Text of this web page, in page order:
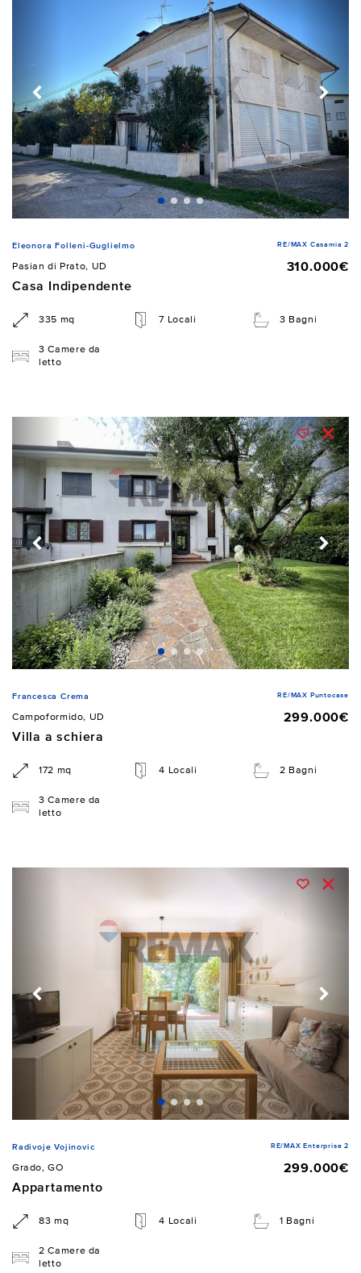
Eleonora Folleni-Guglielmo RE/MAX Casamia 2
Pasian di Prato, UD
310.000€
Casa Indipendente
335 mq 7 Locali 3 Bagni
3 Camere da
letto
Francesca Crema RE/MAX Puntocase
Campoformido, UD
299.000€
Villa a schiera
172 mq 4 Locali 2 Bagni
3 Camere da
letto
Radivoje Vojinovic RE/MAX Enterprise 2
Grado, GO
299.000€
Appartamento
83 mq 4 Locali 1 Bagni
2 Camere da
letto